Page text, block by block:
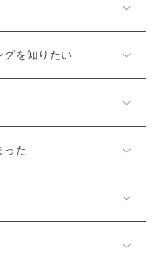
グを知りたい
った